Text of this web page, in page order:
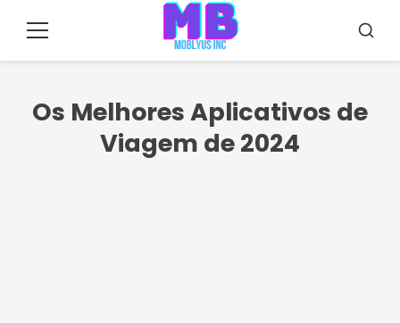
paraMenu
Os Melhores Aplicativos de
Viagem de 2024